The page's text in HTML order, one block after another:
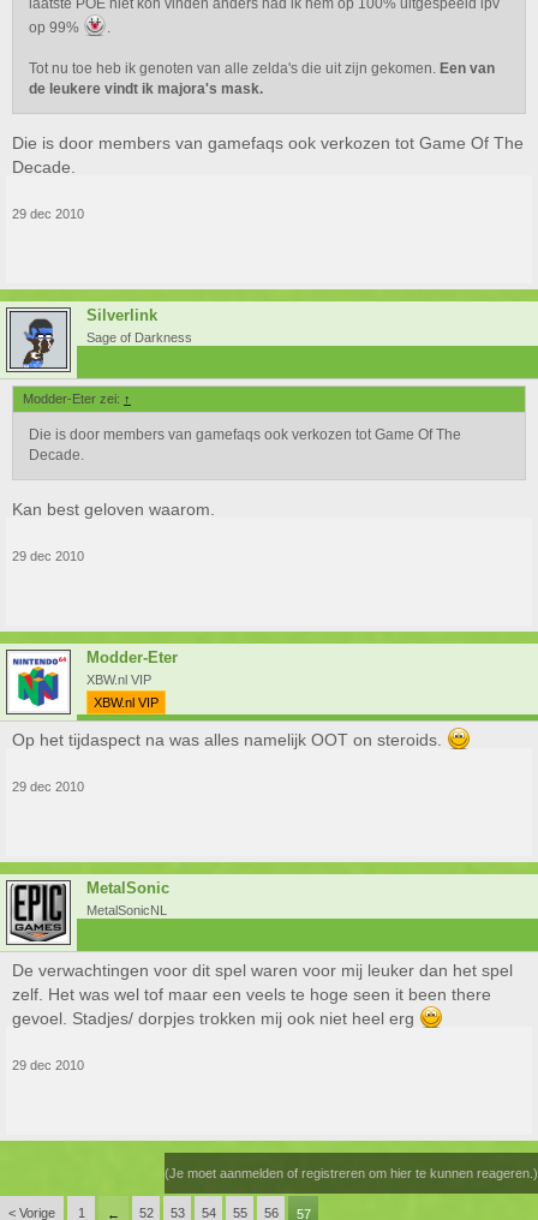
laatste POE niet kon vinden anders had ik hem op 100% uitgespeeld ipv
op 99%
.
Tot nu toe heb ik genoten van alle zelda's die uit zijn gekomen. Een van
de leukere vindt ik majora's mask.
Die is door members van gamefaqs ook verkozen tot Game Of The
Decade.
29 dec 2010
Silverlink
Sage of Darkness
Modder-Eter zei: ↑
Die is door members van gamefaqs ook verkozen tot Game Of The
Decade.
Kan best geloven waarom.
29 dec 2010
Modder-Eter
XBW.nl VIP
XBW.nl VIP
Op het tijdaspect na was alles namelijk OOT on steroids.
29 dec 2010
MetalSonic
MetalSonicNL
De verwachtingen voor dit spel waren voor mij leuker dan het spel
zelf. Het was wel tof maar een veels te hoge seen it been there
gevoel. Stadjes/ dorpjes trokken mij ook niet heel erg
29 dec 2010
(Je moet aanmelden of registreren om hier te kunnen reageren.)
< Vorige 1 ← 52 53 54 55 56 57